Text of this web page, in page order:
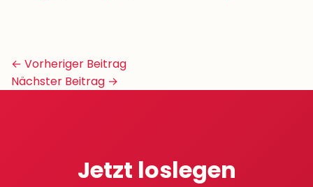
Beitrags-
Navigation
← Vorheriger Beitrag
Nächster Beitrag →
Jetzt loslegen